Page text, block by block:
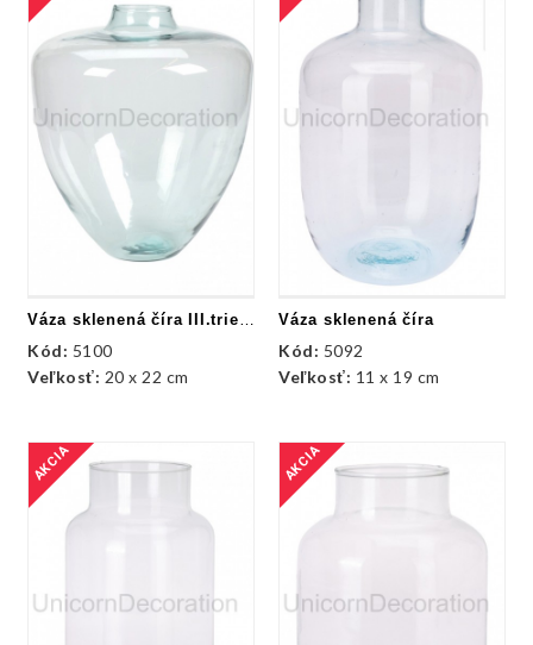
Váza sklenená číra III.trieda
Kód: 5100
Veľkosť: 20 x 22 cm
Váza sklenená číra
Kód: 5092
Veľkosť: 11 x 19 cm
AKCIA AKCIA